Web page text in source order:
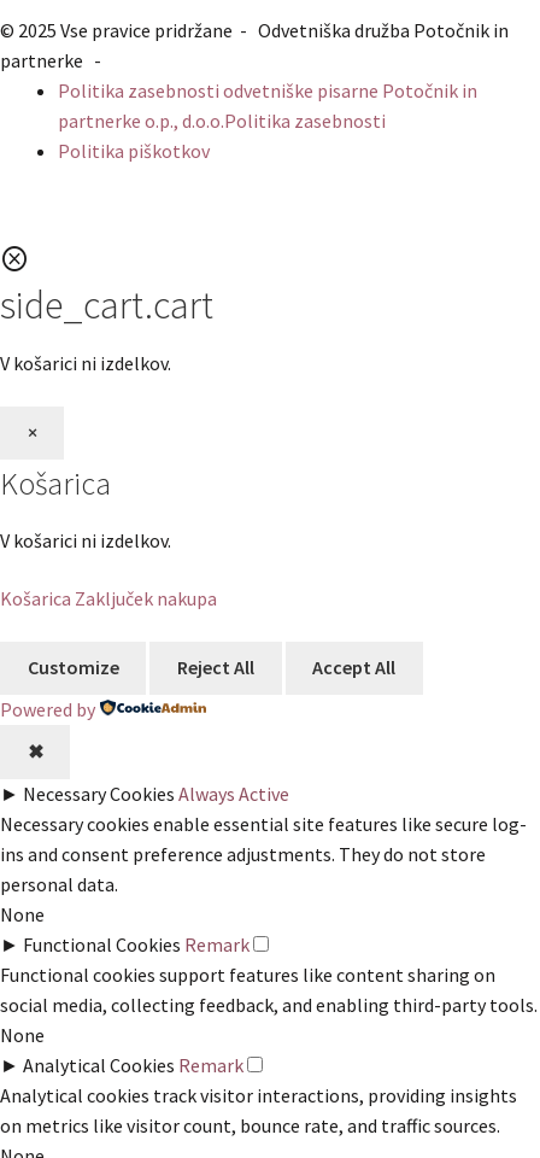
© 2025 Vse pravice pridržane - Odvetniška družba Potočnik in
partnerke -
Politika zasebnosti odvetniške pisarne Potočnik in
partnerke o.p., d.o.o.Politika zasebnosti
Politika piškotkov
cancel
side_cart.cart
V košarici ni izdelkov.
×
Košarica
V košarici ni izdelkov.
Košarica Zaključek nakupa
Customize Reject All
Accept All
Powered by
✖
► Necessary Cookies Always Active
Necessary cookies enable essential site features like secure log-
ins and consent preference adjustments. They do not store
personal data.
None
► Functional Cookies Remark
Functional cookies support features like content sharing on
social media, collecting feedback, and enabling third-party tools.
None
► Analytical Cookies Remark
Analytical cookies track visitor interactions, providing insights
on metrics like visitor count, bounce rate, and traffic sources.